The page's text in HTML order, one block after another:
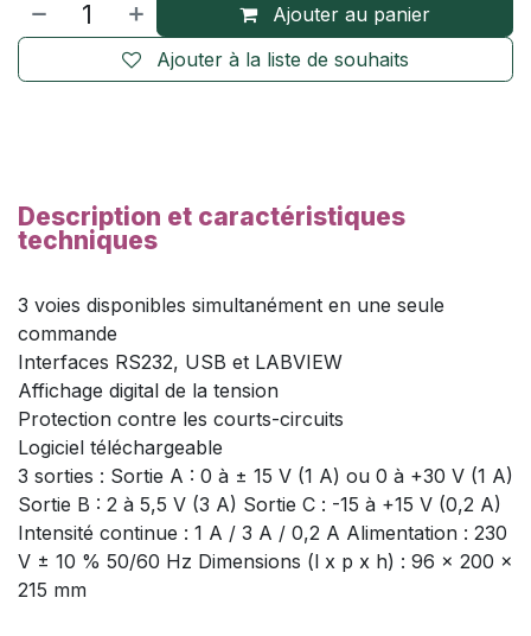
Ajouter au panier
Ajouter à la liste de souhaits
Description et caractéristiques
techniques
3 voies disponibles simultanément en une seule
commande
Interfaces RS232, USB et LABVIEW
Affichage digital de la tension
Protection contre les courts-circuits
Logiciel téléchargeable
3 sorties : Sortie A : 0 à ± 15 V (1 A) ou 0 à +30 V (1 A)
Sortie B : 2 à 5,5 V (3 A) Sortie C : -15 à +15 V (0,2 A)
Intensité continue : 1 A / 3 A / 0,2 A Alimentation : 230
V ± 10 % 50/60 Hz Dimensions (l x p x h) : 96 x 200 x
215 mm